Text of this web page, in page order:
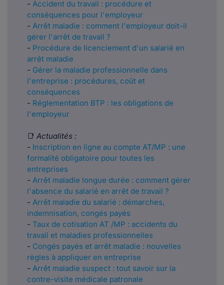
- Accident du travail : procédure et
conséquences pour l'employeur
- Arrêt maladie : comment l'employeur doit-il
gérer l'arrêt de travail ?
- Procédure de licenciement d'un salarié en
arrêt maladie
- Gérer la maladie professionnelle dans
l'entreprise : procédures, coût et
conséquences
- Réglementation BTP : les obligations de
l'employeur
📑 Actualités :
- Inscription en ligne au compte AT/MP : une
formalité obligatoire pour toutes les
entreprises
- Arrêt maladie longue durée : comment gérer
l'absence du salarié en arrêt de travail ?
- Arrêt maladie du salarié : démarches,
indemnisation, congés payés
- Taux de cotisation AT /MP : accidents du
travail et maladies professionnelles
- Congés payés et arrêt maladie : nouvelles
règles à appliquer en entreprise
- Arrêt maladie suspect : tout savoir sur la
contre-visite médicale patronale